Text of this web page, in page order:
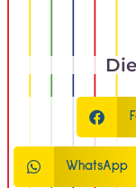
WhatsApp